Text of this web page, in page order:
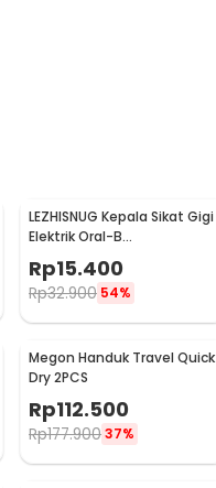
LEZHISNUG Kepala Sikat Gigi
Elektrik Oral-B
- SB-17A
Rp15.400
Rp32.900 54%
Megon Handuk Travel Quick
Dry 2PCS
Rp112.500
Rp177.90037%